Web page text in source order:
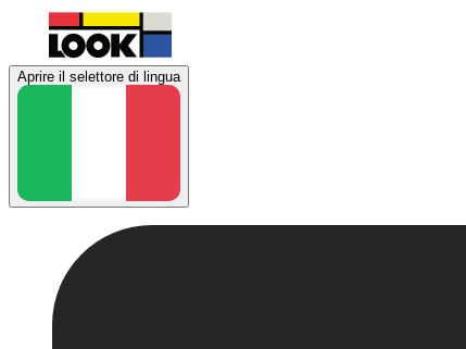
Aprire il selettore di lingua